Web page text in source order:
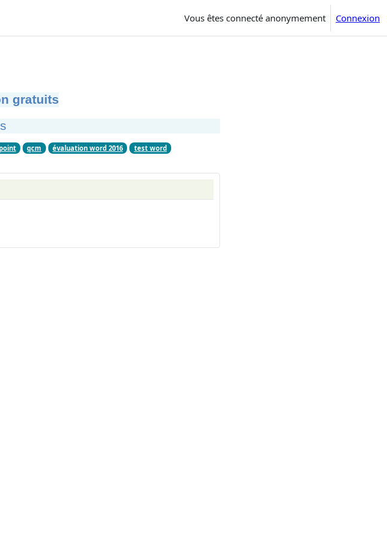
Vous êtes connecté anonymement Connexion
gratuits
qcm évaluation word 2016
test word